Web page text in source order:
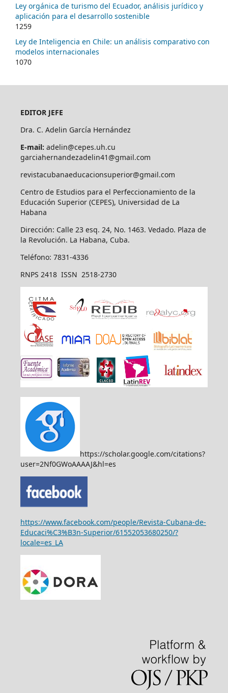
Ley orgánica de turismo del Ecuador, análisis jurídico y
aplicación para el desarrollo sostenible
1259
Ley de Inteligencia en Chile: un análisis comparativo con
modelos internacionales
1070
EDITOR JEFE
Dra. C. Adelin García Hernández
E-mail: adelin@cepes.uh.cu
garciahernandezadelin41@gmail.com
revistacubanaeducacionsuperior@gmail.com
Centro de Estudios para el Perfeccionamiento de la
Educación Superior (CEPES), Universidad de La
Habana
Dirección: Calle 23 esq. 24, No. 1463. Vedado. Plaza de
la Revolución. La Habana, Cuba.
Teléfono: 7831-4336
RNPS 2418 ISSN 2518-2730
https://scholar.google.com/citations?
user=2Nf0GWoAAAAJ&hl=es
https://www.facebook.com/people/Revista-Cubana-de-
Educaci%C3%B3n-Superior/61552053680250/?
locale=es_LA